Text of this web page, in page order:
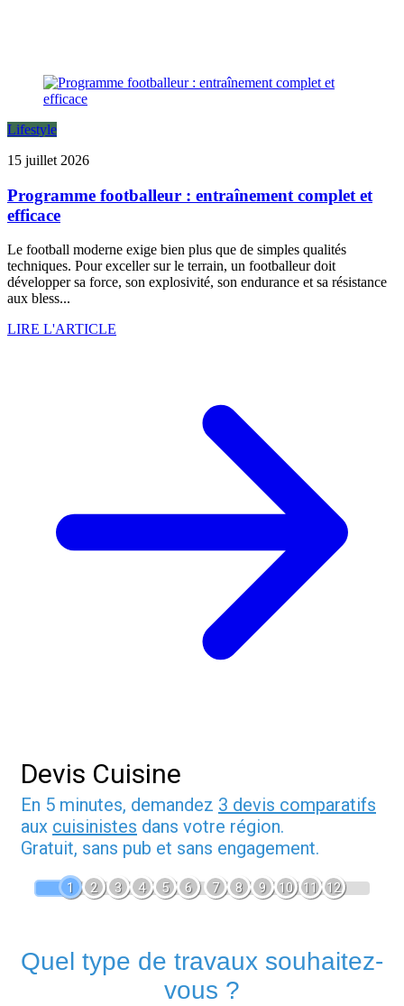
Lifestyle
15 juillet 2026
Programme footballeur : entraînement complet et
efficace
Le football moderne exige bien plus que de simples qualités
techniques. Pour exceller sur le terrain, un footballeur doit
développer sa force, son explosivité, son endurance et sa résistance
aux bless...
LIRE L'ARTICLE
Devis Cuisine
En 5 minutes, demandez 3 devis comparatifs
aux cuisinistes dans votre région.
Gratuit, sans pub et sans engagement.
1 2 3 4 5 6 7 8 9 10 11 12
Quel type de travaux souhaitez-
vous ?